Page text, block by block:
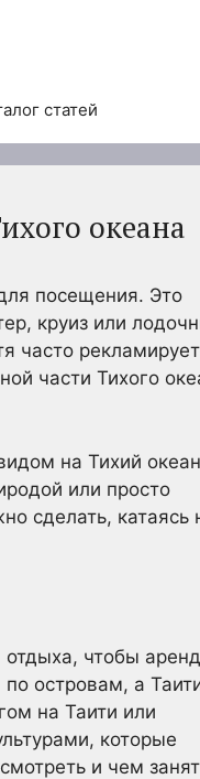
статей
океана
посещения. Это
круиз или
часто
части Тихого
на Тихий
или просто
сделать, катаясь
чтобы
по островам, а
на Таити или
которые
и чем